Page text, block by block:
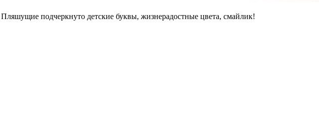
подчеркнуто детские буквы, жизнерадостные цвета, смайлик!